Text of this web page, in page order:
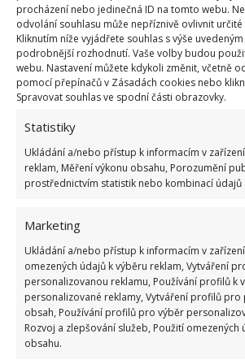
procházení nebo jedinečná ID na tomto webu.
odvolání souhlasu může nepříznivě ovlivnit určité
Kliknutím níže vyjádřete souhlas s výše
podrobnější rozhodnutí. Vaše volby budou
webu. Nastavení můžete kdykoli změnit, včetně
pomocí přepínačů v Zásadách cookies nebo
Spravovat souhlas ve spodní části obrazovky.
Statistiky
Ukládání a/nebo přístup k informacím v
reklam, Měření výkonu obsahu, Porozumění
prostřednictvím statistik nebo kombinací údajů
Marketing
Ukládání a/nebo přístup k informacím v
omezených údajů k výběru reklam, Vytváření
personalizovanou reklamu, Používání profilů k
personalizované reklamy, Vytváření profilů pro
obsah, Používání profilů pro výběr
Rozvoj a zlepšování služeb, Použití omezených
obsahu.
ukazuje nedokončený výsledek. I on
tohle dílo za sebou. Přesto tato
opuštěné ruiny ukazuje, žeobnova
může být udržitelnou volbou,
minulost, zatímco se přizpůsobuje
přestavbě garáže